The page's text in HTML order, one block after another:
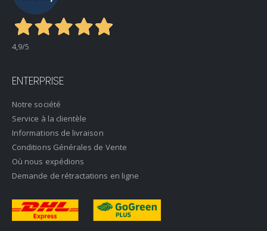
4,9/5
ENTERPRISE
Notre société
Service à la clientèle
Informations de livraison
Conditions Générales de Vente
Où nous expédions
Demande de rétractations en ligne